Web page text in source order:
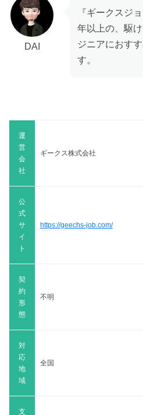
DAI
『ギークスジ
年以上の、駆
ジニアにおす
す。
運
営
会
社
ギークス株式会社
公
式
サ
イ
ト
https://geechs-job.com/
契
約
形
態
不明
対
応
地
域
全国
支